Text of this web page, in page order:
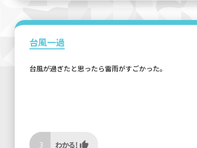
台風一過
台風が過ぎたと思ったら雷雨がすごかった。
3